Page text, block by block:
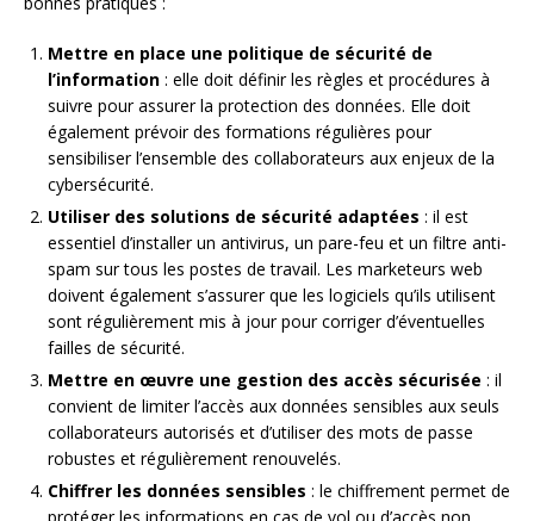
Mettre en place une politique de sécurité de
l’information : elle doit définir les règles et procédures à
suivre pour assurer la protection des données. Elle doit
également prévoir des formations régulières pour
sensibiliser l’ensemble des collaborateurs aux enjeux de la
cybersécurité.
Utiliser des solutions de sécurité adaptées : il est
essentiel d’installer un antivirus, un pare-feu et un filtre anti-
spam sur tous les postes de travail. Les marketeurs web
doivent également s’assurer que les logiciels qu’ils utilisent
sont régulièrement mis à jour pour corriger d’éventuelles
failles de sécurité.
Mettre en œuvre une gestion des accès sécurisée : il
convient de limiter l’accès aux données sensibles aux seuls
collaborateurs autorisés et d’utiliser des mots de passe
robustes et régulièrement renouvelés.
Chiffrer les données sensibles : le chiffrement permet de